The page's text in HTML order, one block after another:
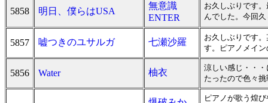
5858 明日、僕らはUSA
無意識
ENTER
お久しぶりです
んでした。今回
5857 嘘つきのユサルガ 七瀬沙羅
お久しぶりです
す。ピアノメイ
5856 Water 柚衣
涼しい感じ・・
たったので色々
ピアノが歌う煌